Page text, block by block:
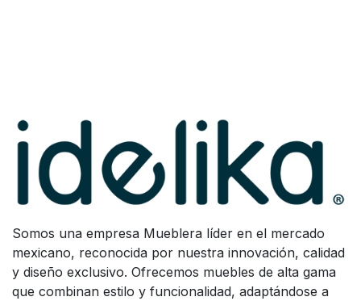
Somos una empresa Mueblera líder en el mercado
mexicano, reconocida por nuestra innovación, calidad
y diseño exclusivo. Ofrecemos muebles de alta gama
que combinan estilo y funcionalidad, adaptándose a